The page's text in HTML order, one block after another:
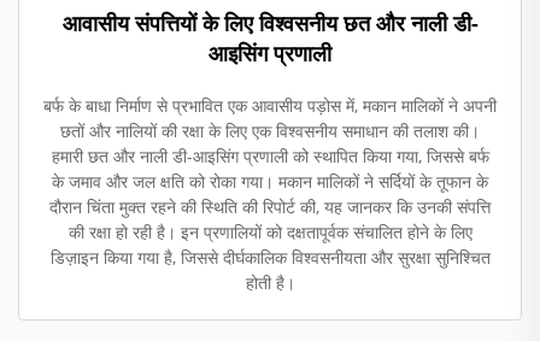
आवासीय संपत्तियों के लिए विश्वसनीय छत और नाली डी-
आइसिंग प्रणाली
बर्फ के बाधा निर्माण से प्रभावित एक आवासीय पड़ोस में, मकान मालिकों ने अपनी
छतों और नालियों की रक्षा के लिए एक विश्वसनीय समाधान की तलाश की।
हमारी छत और नाली डी-आइसिंग प्रणाली को स्थापित किया गया, जिससे बर्फ
के जमाव और जल क्षति को रोका गया। मकान मालिकों ने सर्दियों के तूफान के
दौरान चिंता मुक्त रहने की स्थिति की रिपोर्ट की, यह जानकर कि उनकी संपत्ति
की रक्षा हो रही है। इन प्रणालियों को दक्षतापूर्वक संचालित होने के लिए
डिज़ाइन किया गया है, जिससे दीर्घकालिक विश्वसनीयता और सुरक्षा सुनिश्चित
होती है।